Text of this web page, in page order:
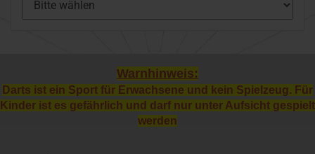
Warnhinweis:
Darts ist ein Sport für Erwachsene und kein Spielzeug. Für
Kinder ist es gefährlich und darf nur unter Aufsicht gespielt
werden